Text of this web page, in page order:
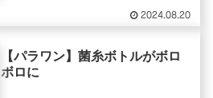
2024.08.20
【パラワン】菌糸ボトルがボロ
ボロに